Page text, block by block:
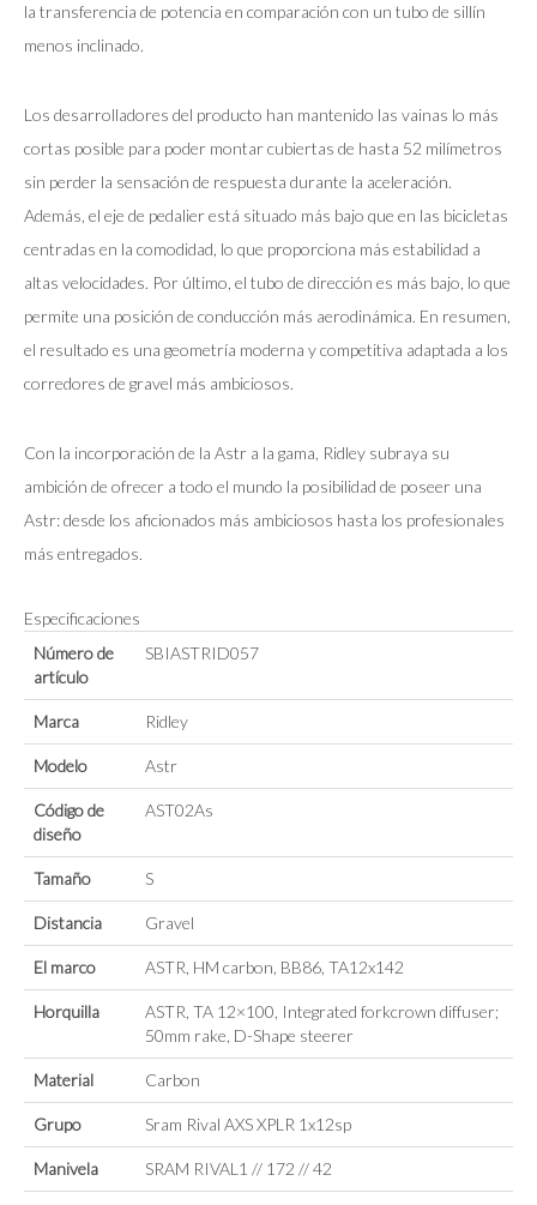
la transferencia de potencia en comparación con un tubo de sillín
menos inclinado.
Los desarrolladores del producto han mantenido las vainas lo más
cortas posible para poder montar cubiertas de hasta 52 milímetros
sin perder la sensación de respuesta durante la aceleración.
Además, el eje de pedalier está situado más bajo que en las bicicletas
centradas en la comodidad, lo que proporciona más estabilidad a
altas velocidades. Por último, el tubo de dirección es más bajo, lo que
permite una posición de conducción más aerodinámica. En resumen,
el resultado es una geometría moderna y competitiva adaptada a los
corredores de gravel más ambiciosos.
Con la incorporación de la Astr a la gama, Ridley subraya su
ambición de ofrecer a todo el mundo la posibilidad de poseer una
Astr: desde los aficionados más ambiciosos hasta los profesionales
más entregados.
Especificaciones
Número de
artículo
SBIASTRID057
Marca Ridley
Modelo Astr
Código de
diseño
AST02As
Tamaño S
Distancia Gravel
El marco ASTR, HM carbon, BB86, TA12x142
Horquilla
ASTR, TA 12×100, Integrated forkcrown diffuser;
50mm rake, D-Shape steerer
Material Carbon
Grupo Sram Rival AXS XPLR 1x12sp
Manivela SRAM RIVAL1 // 172 // 42